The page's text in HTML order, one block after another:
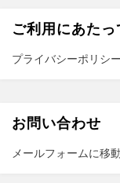
ご利用にあたっ
プライバシーポリシー
お問い合わせ
メールフォームに移